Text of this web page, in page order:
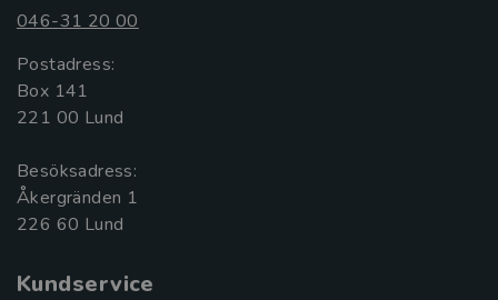
046-31 20 00
Postadress:
Box 141
221 00 Lund
Besöksadress:
Åkergränden 1
Kundservice